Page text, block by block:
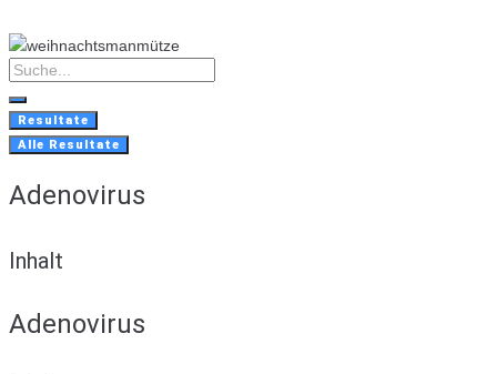
to
content
Search
...
Resultate
Alle Resultate
Adenovirus
Inhalt
Adenovirus